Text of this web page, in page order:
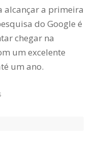
alcançar a primeira
do Google é
chegar na
um excelente
um ano.